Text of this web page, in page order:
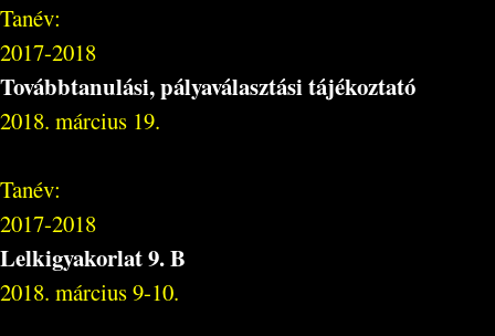
Tanév:
2017-2018
Továbbtanulási, pályaválasztási tájékoztató
2018. március 19.
Tanév:
2017-2018
Lelkigyakorlat 9. B
2018. március 9-10.